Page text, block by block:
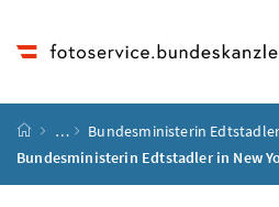
Startseite
…
Bundesministerin
Bundesministerin Edtstadler in New